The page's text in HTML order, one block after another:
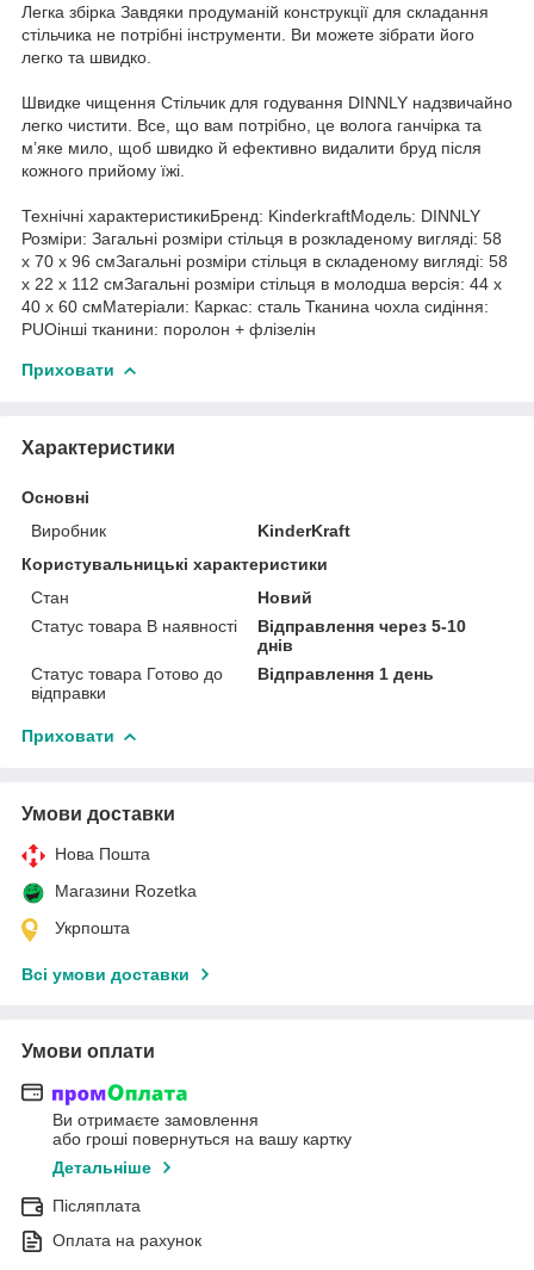
Легка збірка Завдяки продуманій конструкції для складання
стільчика не потрібні інструменти. Ви можете зібрати його
легко та швидко.
Швидке чищення Стільчик для годування DINNLY надзвичайно
легко чистити. Все, що вам потрібно, це волога ганчірка та
м’яке мило, щоб швидко й ефективно видалити бруд після
кожного прийому їжі.
Технічні характеристикиБренд: KinderkraftМодель: DINNLY
Розміри: Загальні розміри стільця в розкладеному вигляді: 58
x 70 x 96 смЗагальні розміри стільця в складеному вигляді: 58
x 22 x 112 смЗагальні розміри стільця в молодша версія: 44 x
40 x 60 смМатеріали: Каркас: сталь Тканина чохла сидіння:
PUOінші тканини: поролон + флізелін
Приховати
Характеристики
Основні
Виробник
KinderKraft
Користувальницькі характеристики
Стан
Новий
Статус товара В наявності
Відправлення через 5-10
днів
Статус товара Готово до
відправки
Відправлення 1 день
Приховати
Умови доставки
Нова Пошта
Магазини Rozetka
Укрпошта
Всі умови доставки
Умови оплати
Ви отримаєте замовлення
або гроші повернуться на вашу картку
Детальніше
Післяплата
Оплата на рахунок